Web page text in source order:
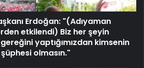
Erdoğan: "(Adıyaman
etkilendi) Biz her şeyin
yaptığımızdan kimsenin
şüphesi olmasın."